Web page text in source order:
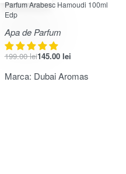
Parfum Arabesc Hamoudi 100ml
Edp
Apa de Parfum
199.00lei145.00 lei
Marca: Dubai Aromas